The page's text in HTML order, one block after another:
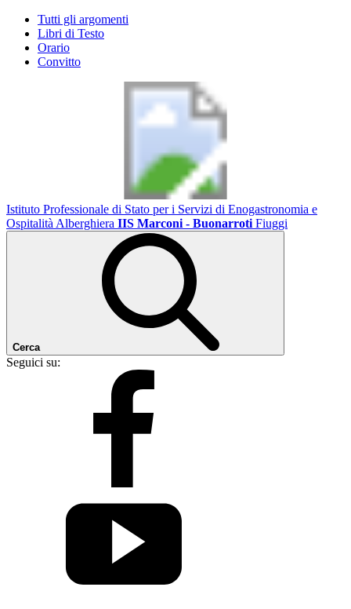
Tutti gli argomenti
Libri di Testo
Orario
Convitto
Istituto Professionale di Stato per i Servizi di Enogastronomia e
Ospitalità Alberghiera IIS Marconi - Buonarroti Fiuggi
Cerca
Seguici su: